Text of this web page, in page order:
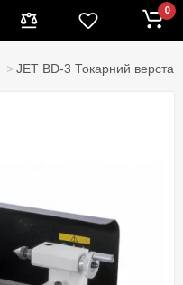
0
JET BD-3 Токарний верстат